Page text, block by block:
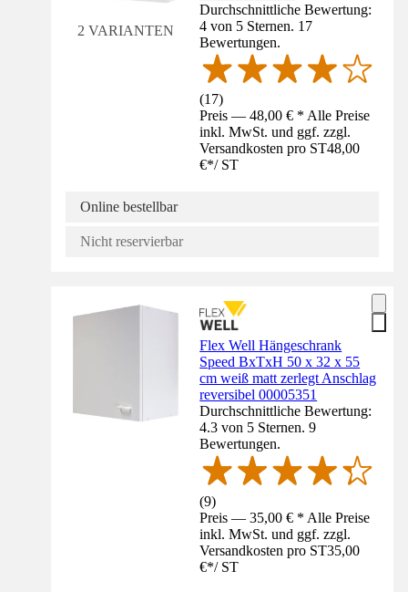
2 VARIANTEN
Durchschnittliche Bewertung:
4 von 5 Sternen. 17
Bewertungen.
(17)
Preis — 48,00 € * Alle Preise
inkl. MwSt. und ggf. zzgl.
Versandkosten pro ST48,00
€*/ ST
Online bestellbar
Nicht reservierbar
Flex Well Hängeschrank
Speed BxTxH 50 x 32 x 55
cm weiß matt zerlegt Anschlag
reversibel 00005351
Durchschnittliche Bewertung:
4.3 von 5 Sternen. 9
Bewertungen.
(9)
Preis — 35,00 € * Alle Preise
inkl. MwSt. und ggf. zzgl.
Versandkosten pro ST35,00
€*/ ST